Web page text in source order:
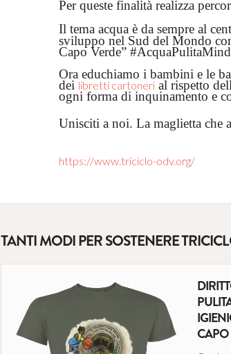
Per queste finalità realizza
Il tema acqua è dasempre al
sviluppo nel Sud del Mondo
Capo Verde”
Ora educhiamo i bambini e le
dei libretti cartoneri al rispetto
ogni forma di inquinamento e
Unisciti a noi. La maglietta che
https://www.triciclo-odv.org/
TANTI MODI PER SOSTENERE
CAPO